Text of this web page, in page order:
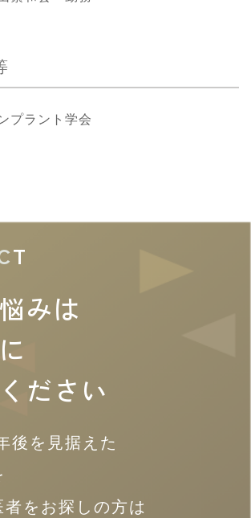
プラント学会
T
みは
ださい
後を見据えた
をお探しの方は